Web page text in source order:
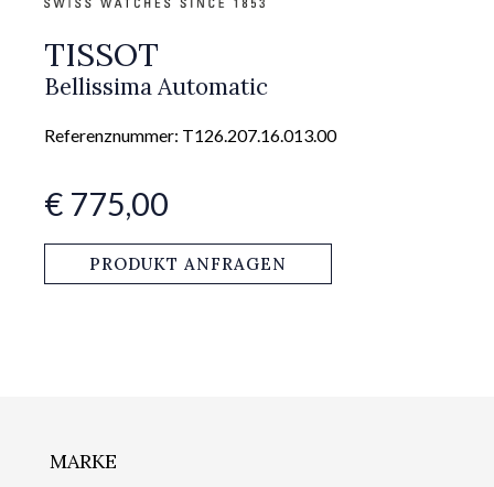
TISSOT
Bellissima Automatic
Referenznummer: T126.207.16.013.00
€ 775,00
PRODUKT ANFRAGEN
MARKE